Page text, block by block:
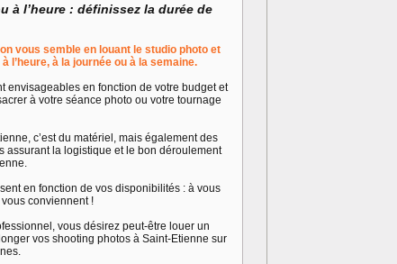
à l’heure : définissez la durée de
vous semble en louant le studio photo et
l’heure, à la journée ou à la semaine.
envisageables en fonction de votre budget et
à votre séance photo ou votre tournage
c’est du matériel, mais également des
assurant la logistique et le bon déroulement
en fonction de vos disponibilités : à vous
conviennent !
vous désirez peut-être louer un
vos shooting photos à Saint-Etienne sur